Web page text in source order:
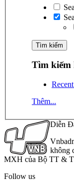
Tìm kiếm
Thêm...
Diễn
không
MXH của Bộ TT &
Follow us